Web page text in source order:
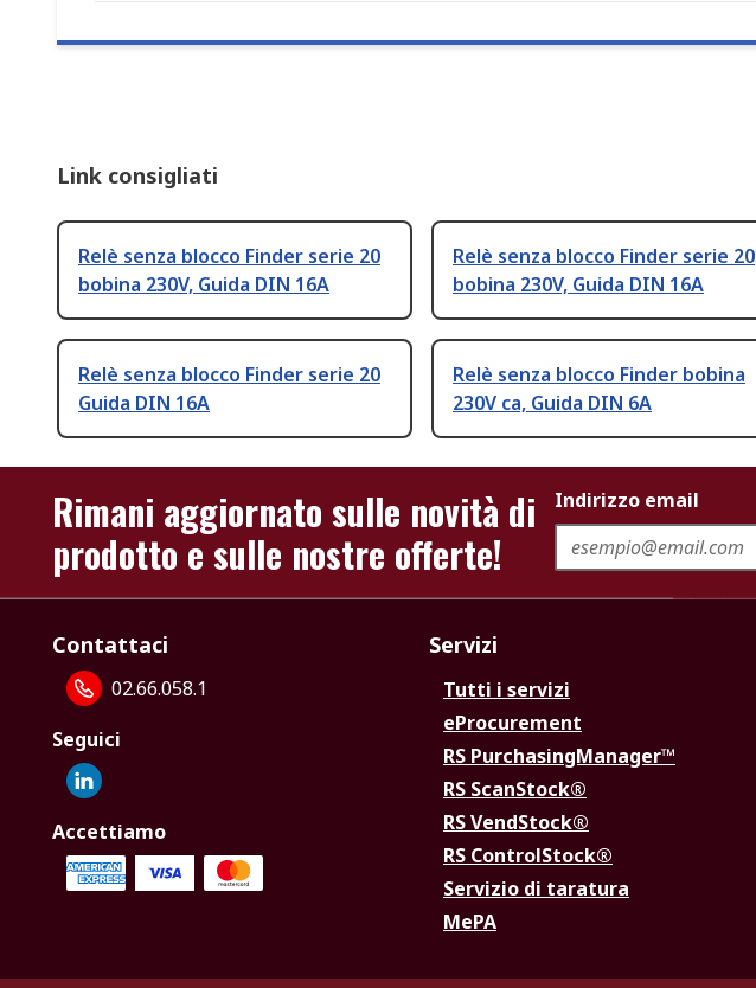
Link consigliati
Relè senza blocco Finder serie 20
bobina 230V, Guida DIN 16A
Relè senza blocco Finder serie 20
bobina 230V, Guida DIN 16A
Relè senza blocco Finder serie 20
Guida DIN 16A
Relè senza blocco Finder bobina
230V ca, Guida DIN 6A
Rimani aggiornato sulle novità di
prodotto e sulle nostre offerte!
Indirizzo email
Contattaci
02.66.058.1
Seguici
Accettiamo
Servizi
Tutti i servizi
eProcurement
RS PurchasingManager™
RS ScanStock®
RS VendStock®
RS ControlStock®
Servizio di taratura
MePA